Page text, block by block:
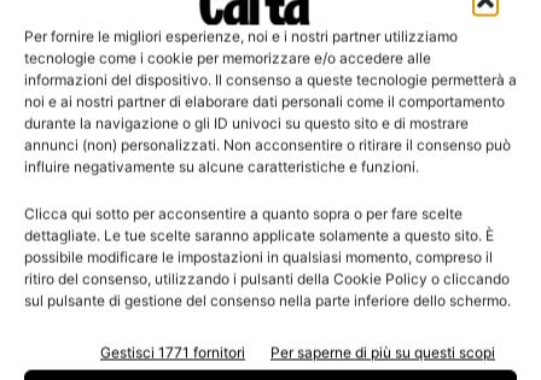
Per fornire le migliori esperienze, noi e i nostri partner utilizziamo
tecnologie come i cookie per memorizzare e/o accedere alle
informazioni del dispositivo. Il consenso a queste tecnologie permetterà a
noi e ai nostri partner di elaborare dati personali come il comportamento
durante la navigazione o gli ID univoci su questo sito e di mostrare
annunci (non) personalizzati. Non acconsentire o ritirare il consenso può
influire negativamente su alcune caratteristiche e funzioni.
Clicca qui sotto per acconsentire a quanto sopra o per fare scelte
dettagliate. Le tue scelte saranno applicate solamente a questo sito. È
possibile modificare le impostazioni in qualsiasi momento, compreso il
ritiro del consenso, utilizzando i pulsanti della Cookie Policy o cliccando
sul pulsante di gestione del consenso nella parte inferiore dello schermo.
Gestisci 1771 fornitori Per saperne di più su questi scopi
Stop della Commissione all’uso dei
sacchetti di plastica
Leggi la rivista